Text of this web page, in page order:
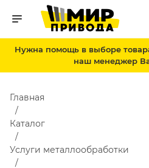
Нужна помощь в выборе
наш менеджер
Главная
Каталог
Услуги металлообработки